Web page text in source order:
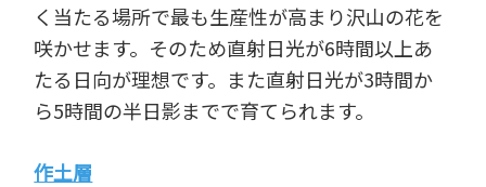
く当たる場所で最も生産性が高まり沢山の花を
咲かせます。そのため直射日光が6時間以上あ
たる日向が理想です。また直射日光が3時間か
ら5時間の半日影までで育てられます。
作土層